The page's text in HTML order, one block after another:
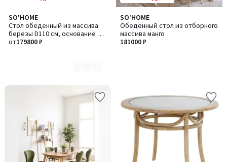
SO'HOME
Стол обеденный из массива
березы D110 см, основание D
43
от179800 ₽
Количество
цветов:
2
SO'HOME
Обеденный стол из отборного
массива манго
181000 ₽